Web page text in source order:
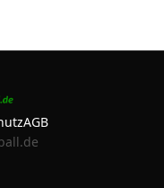
AGB